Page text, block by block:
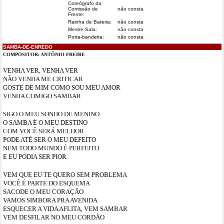
Coreógrafo da
Comissão de
Frente:
não consta
Rainha de Bateria:
não consta
Mestre-Sala:
não consta
Porta-bandeira:
não consta
SAMBA-DE-ENREDO
COMPOSITOR: ANTÔNIO FREIRE
VENHA VER, VENHA VER
NÃO VENHA ME CRITICAR
GOSTE DE MIM COMO SOU MEU AMOR
VENHA COMIGO SAMBAR
SIGO O MEU SONHO DE MENINO
O SAMBA É O MEU DESTINO
COM VOCÊ SERÁ MELHOR
PODE ATÉ SER O MEU DEFEITO
NEM TODO MUNDO É PERFEITO
E EU PODIA SER PIOR
VEM QUE EU TE QUERO SEM PROBLEMA
VOCÊ É PARTE DO ESQUEMA
SACODE O MEU CORAÇÃO
VAMOS SIMBORA PRA AVENIDA
ESQUECER A VIDA AFLITA, VEM SAMBAR
VEM DESFILAR NO MEU CORDÃO